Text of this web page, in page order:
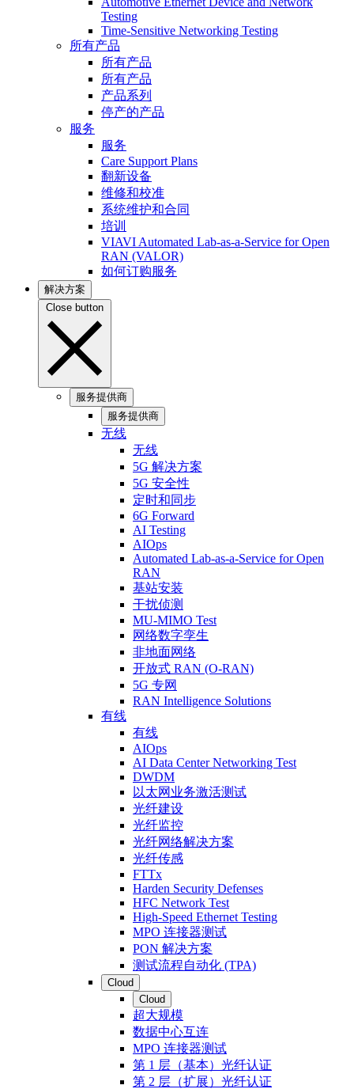
Testing
Time-Sensitive Networking Testing
所有产品
所有产品
所有产品
产品系列
停产的产品
服务
服务
Care Support Plans
翻新设备
维修和校准
系统维护和合同
培训
VIAVI Automated Lab-as-a-Service for Open
RAN (VALOR)
如何订购服务
解决方案
Close button
服务提供商
服务提供商
无线
无线
5G 解决方案
5G 安全性
定时和同步
6G Forward
AI Testing
AIOps
Automated Lab-as-a-Service for Open
RAN
基站安装
干扰侦测
MU-MIMO Test
网络数字孪生
非地面网络
开放式 RAN (O-RAN)
5G 专网
RAN Intelligence Solutions
有线
有线
AIOps
AI Data Center Networking Test
DWDM
以太网业务激活测试
光纤建设
光纤监控
光纤网络解决方案
光纤传感
FTTx
Harden Security Defenses
HFC Network Test
High-Speed Ethernet Testing
MPO 连接器测试
PON 解决方案
测试流程自动化 (TPA)
Cloud
Cloud
超大规模
数据中心互连
MPO 连接器测试
第 1 层（基本）光纤认证
第 2 层（扩展）光纤认证